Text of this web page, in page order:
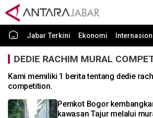
Jabar Terkini Ekonomi
DEDIE RACHIM MURAL
Kami memiliki 1 berita tentang dedie
competition.
Pemkot Bogor
kawasan Tajur melalui